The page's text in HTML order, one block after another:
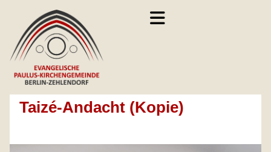
Taizé-Andacht (Kopie)